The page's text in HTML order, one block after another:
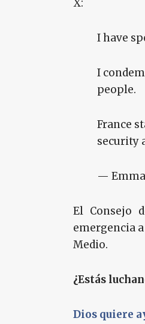
X:
I have
I
people.
France
security
—
El Consejo
emergencia
Medio.
¿Estás
Dios quiere